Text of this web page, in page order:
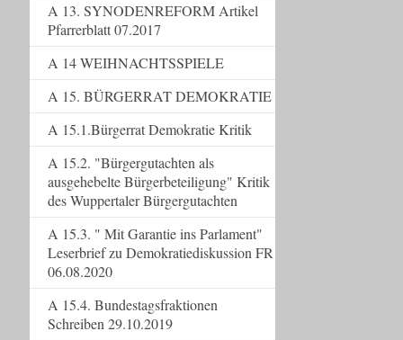
A 13. SYNODENREFORM Artikel
Pfarrerblatt 07.2017
A 14 WEIHNACHTSSPIELE
A 15. BÜRGERRAT DEMOKRATIE
A 15.1.Bürgerrat Demokratie Kritik
A 15.2. "Bürgergutachten als
ausgehebelte Bürgerbeteiligung" Kritik
des Wuppertaler Bürgergutachten
A 15.3. " Mit Garantie ins Parlament"
Leserbrief zu Demokratiediskussion FR
06.08.2020
A 15.4. Bundestagsfraktionen
Schreiben 29.10.2019